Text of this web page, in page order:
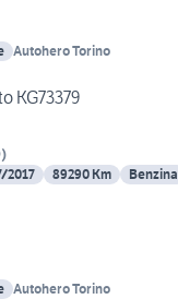
Autohero Torino
KG73379
)
2017 89290 Km Benzina
Autohero Torino